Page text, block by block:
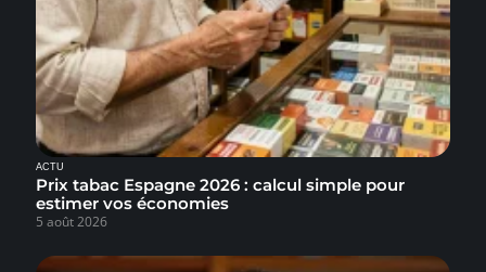
ACTU
Prix tabac Espagne 2026 : calcul simple pour
estimer vos économies
5 août 2026